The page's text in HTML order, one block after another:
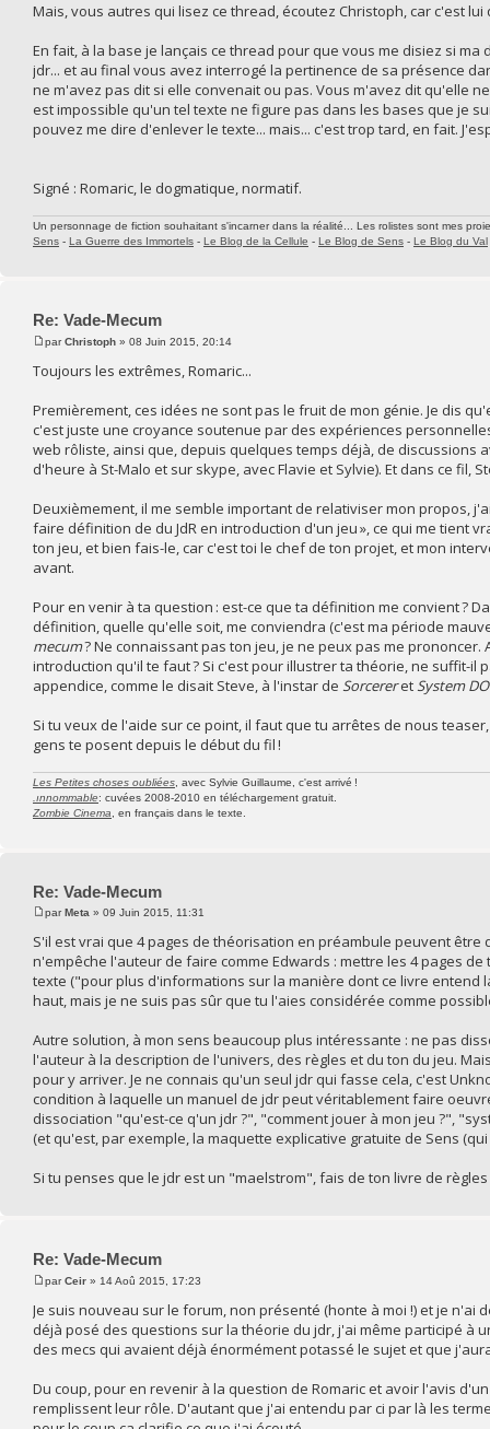
Mais, vous autres qui lisez ce thread, écoutez Christoph, car c'est
En fait, à la base je lançais ce thread pour que vous me disiez si
jdr... et au final vous avez interrogé la pertinence de sa présence
ne m'avez pas dit si elle convenait ou pas. Vous m'avez dit qu'elle
est impossible qu'un tel texte ne figure pas dans les bases que je
pouvez me dire d'enlever le texte... mais... c'est trop tard, en fait.
Signé : Romaric, le dogmatique, normatif.
Un personnage de fiction souhaitant s'incarner dans la réalité... Les rolistes sont mes
Sens - La Guerre des Immortels - Le Blog de la Cellule - Le Blog de Sens - Le Blog du Val
Re: Vade-Mecum
parChristoph » 08 Juin 2015, 20:14
Toujours les extrêmes, Romaric...
Premièrement, ces idées ne sont pas le fruit de mon génie. Je dis
c'est juste une croyance soutenue par des expériences
web rôliste, ainsi que, depuis quelques temps déjà, de
d'heure à St-Malo et sur skype, avec Flavie et Sylvie). Et dans ce fil,
Deuxièmement, il me semble important de relativiser mon propos,
faire définition de du JdR en introduction d'un jeu », ce qui me tient
ton jeu, et bien fais-le, car c'est toi le chef de ton projet, et mon
avant.
Pour en venir à ta question : est-ce que ta définition me convient ?
définition, quelle qu'elle soit, me conviendra (c'est ma période
mecum? Ne connaissant pas ton jeu, je ne peux pas me
introduction qu'il te faut ? Si c'est pour illustrer ta théorie, ne suffit-
appendice, comme le disait Steve, à l'instar de Sorcereret System
Si tu veux de l'aide sur ce point, il faut que tu arrêtes de nous
gens te posent depuis le début du fil !
Les Petites choses oubliées , avec Sylvie Guillaume, c'est arrivé !
.ınnommable: cuvées 2008-2010 en téléchargement gratuit.
Zombie Cinema , en français dans le texte.
Re: Vade-Mecum
parMeta » 09 Juin 2015, 11:31
S'il est vrai que 4 pages de théorisation en préambule peuvent
n'empêche l'auteur de faire comme Edwards : mettre les 4 pages
texte ("pour plus d'informations sur la manière dont ce livre
haut, mais je ne suis pas sûr que tu l'aies considérée comme
Autre solution, à mon sens beaucoup plus intéressante : ne pas
l'auteur à la description de l'univers, des règles et du ton du jeu.
pour y arriver. Je ne connais qu'un seul jdr qui fasse cela, c'est
condition à laquelle un manuel de jdr peut véritablement faire
dissociation "qu'est-ce q'un jdr ?", "comment jouer à mon jeu ?",
(et qu'est, par exemple, la maquette explicative gratuite de Sens
Si tu penses que le jdr est un "maelstrom", fais de ton livre de
Re: Vade-Mecum
parCeir » 14 Aoû 2015, 17:23
Je suis nouveau sur le forum, non présenté (honte à moi !) et je n'ai
déjà posé des questions sur la théorie du jdr, j'ai même participé à
des mecs qui avaient déjà énormément potassé le sujet et que
Du coup, pour en revenir à la question de Romaric et avoir l'avis
remplissent leur rôle. D'autant que j'ai entendu par ci par là les